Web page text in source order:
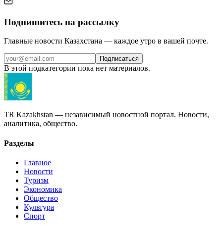
Подпишитесь на рассылку
Главные новости Казахстана — каждое утро в вашей почте.
Подписаться
В этой подкатегории пока нет материалов.
TR Kazakhstan — независимый новостной портал. Новости,
аналитика, общество.
Разделы
Главное
Новости
Туризм
Экономика
Общество
Культура
Спорт